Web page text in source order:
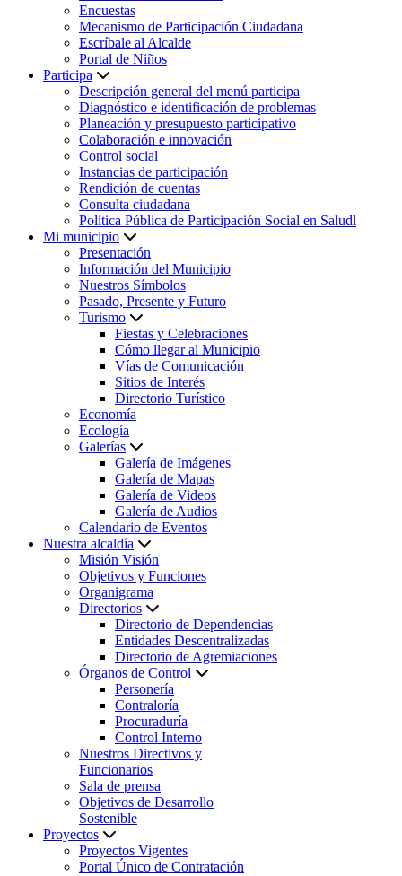
Encuestas
Mecanismo de Participación Ciudadana
Escríbale al Alcalde
Portal de Niños
Participa
Descripción general del menú participa
Diagnóstico e identificación de problemas
Planeación y presupuesto participativo
Colaboración e innovación
Control social
Instancias de participación
Rendición de cuentas
Consulta ciudadana
Política Pública de Participación Social en Saludl
Mi municipio
Presentación
Información del Municipio
Nuestros Símbolos
Pasado, Presente y Futuro
Turismo
Fiestas y Celebraciones
Cómo llegar al Municipio
Vías de Comunicación
Sitios de Interés
Directorio Turístico
Economía
Ecología
Galerías
Galería de Imágenes
Galería de Mapas
Galería de Videos
Galería de Audios
Calendario de Eventos
Nuestra alcaldía
Misión Visión
Objetivos y Funciones
Organigrama
Directorios
Directorio de Dependencias
Entidades Descentralizadas
Directorio de Agremiaciones
Órganos de Control
Personería
Contraloría
Procuraduría
Control Interno
Nuestros Directivos y
Funcionarios
Sala de prensa
Objetivos de Desarrollo
Sostenible
Proyectos
Proyectos Vigentes
Portal Único de Contratación